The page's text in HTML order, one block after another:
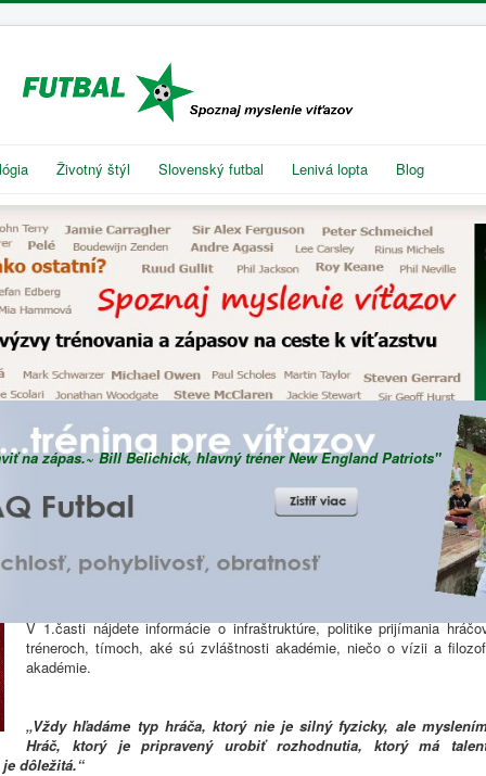
Životný štýl Slovenský futbal Lenivá lopta Blog
na zápas.~ Bill Belichick, hlavný tréner New England Patriots"
akadémie - 1.časť
Prinášame vám dvojdielny report ECA (Asociácia európskych
V 1.časti nájdete informácie o infraštruktúre, politike prijímania
tréneroch, tímoch, aké sú zvláštnosti akadémie, niečo o vízii a
akadémie.
„Vždy hľadáme typ hráča, ktorý nie je silný fyzicky, ale
Hráč, ktorý je pripravený urobiť rozhodnutia, ktorý má
dôležitá.“